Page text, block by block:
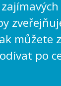
můžete
po